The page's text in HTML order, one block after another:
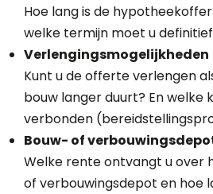
Hoe lang is de
welke termijn moet u
Verlengingsmogelijkheden
Kunt u de offerte verlengen
bouw langer duurt? En welke
verbonden
Bouw- of
Welke rente ontvangt u over
of verbouwingsdepot en hoe